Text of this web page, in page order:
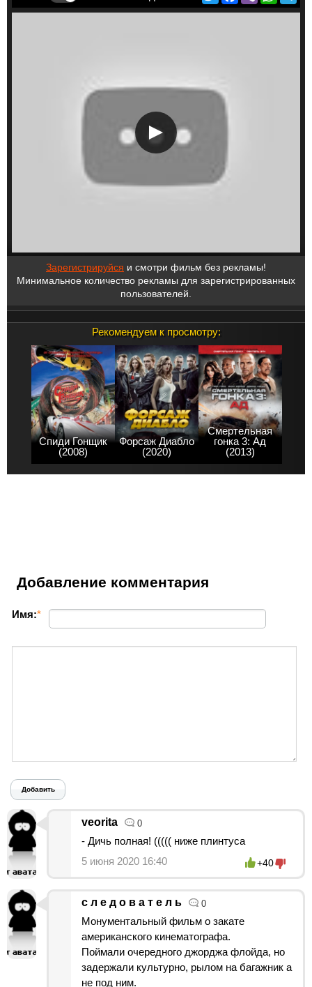
Зарегистрируйся и смотри фильм без рекламы!
Минимальное количество рекламы для зарегистрированных
пользователей.
Рекомендуем к просмотру:
Спиди Гонщик
(2008)
Форсаж Диабло
(2020)
Смертельная
гонка 3: Ад
(2013)
Добавление комментария
Имя:*
Добавить
veorita 0
- Дичь полная! ((((( ниже плинтуса
5 июня 2020 16:40
+40
с л е д о в а т е л ь 0
Монументальный фильм о закате
американского кинематографа.
Поймали очередного джорджа флойда, но
задержали культурно, рылом на багажник а
не под ним.